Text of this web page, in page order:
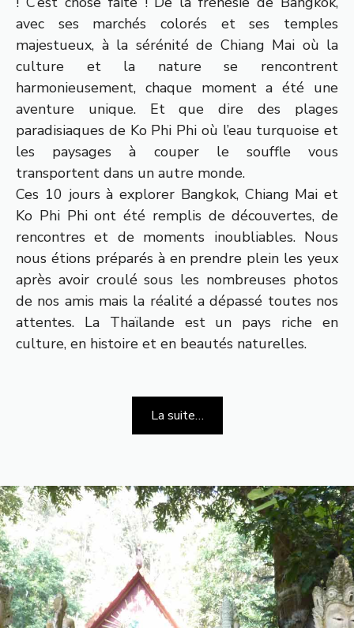
avec ses marchés colorés et ses temples
majestueux, à la sérénité de Chiang Mai où la
culture et la nature se rencontrent
harmonieusement, chaque moment a été une
aventure unique. Et que dire des plages
paradisiaques de Ko Phi Phi où l’eau turquoise et
les paysages à couper le souffle vous
transportent dans un autre monde.
Ces 10 jours à explorer Bangkok, Chiang Mai et
Ko Phi Phi ont été remplis de découvertes, de
rencontres et de moments inoubliables. Nous
nous étions préparés à en prendre plein les yeux
après avoir croulé sous les nombreuses photos
de nos amis mais la réalité a dépassé toutes nos
attentes. La Thaïlande est un pays riche en
culture, en histoire et en beautés naturelles.
La suite…